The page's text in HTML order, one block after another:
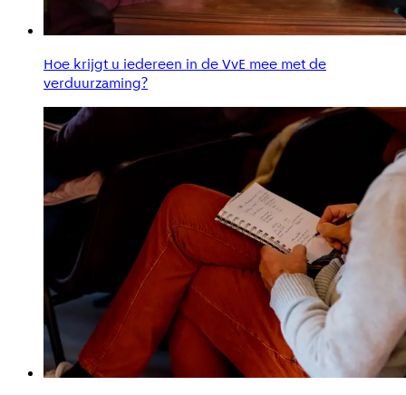
Hoe krijgt u iedereen in de VvE mee met de
verduurzaming?